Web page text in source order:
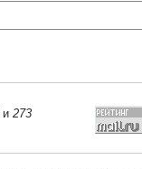
и 273